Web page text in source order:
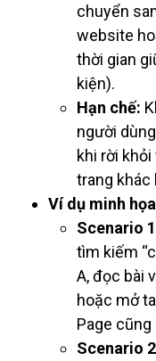
chuyển
website
thời gian
kiện).
Hạn chế:
người
khi rời
trang khác
Ví dụ minh
Scenario
tìm kiếm
A, đọc bài
hoặc mở
Page cũng
Scenario